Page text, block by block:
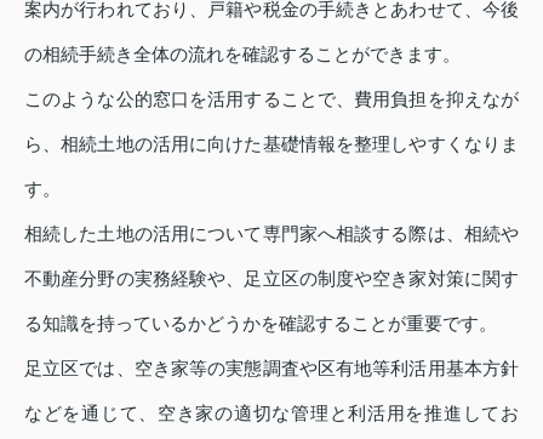
案内が行われており、戸籍や税金の手続きとあわせて、今後
の相続手続き全体の流れを確認することができます。
このような公的窓口を活用することで、費用負担を抑えなが
ら、相続土地の活用に向けた基礎情報を整理しやすくなりま
す。
相続した土地の活用について専門家へ相談する際は、相続や
不動産分野の実務経験や、足立区の制度や空き家対策に関す
る知識を持っているかどうかを確認することが重要です。
足立区では、空き家等の実態調査や区有地等利活用基本方針
などを通じて、空き家の適切な管理と利活用を推進してお